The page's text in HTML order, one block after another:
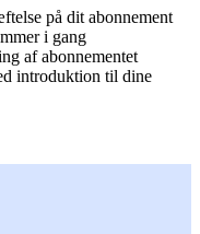
på dit abonnement
i gang
af abonnementet
introduktion til dine